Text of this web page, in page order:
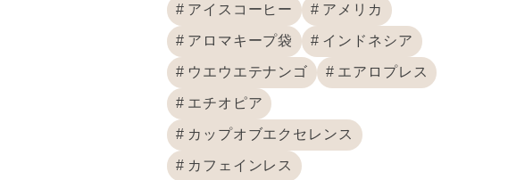
アイスコーヒー アメリカ
アロマキープ袋 インドネシア
ウエウエテナンゴ エアロプレス
エチオピア
カップオブエクセレンス
カフェインレス